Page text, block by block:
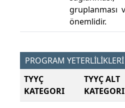
gruplanması
önemlidir.
PROGRAM
TYYÇ
KATEGORI
TYYÇ ALT
KATEGORI